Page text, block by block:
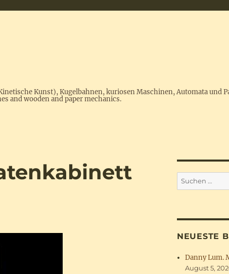
Kunst), Kugelbahnen, kuriosen Maschinen, Automata und
and wooden and paper mechanics.
Suchen
nach:
NEUESTE
Danny Lum.
August 5,